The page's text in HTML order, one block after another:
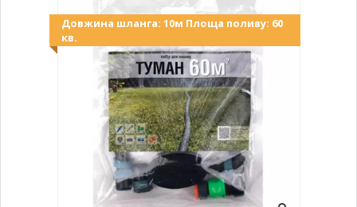
Довжина шланга: 10м Площа поливу: 60
кв.